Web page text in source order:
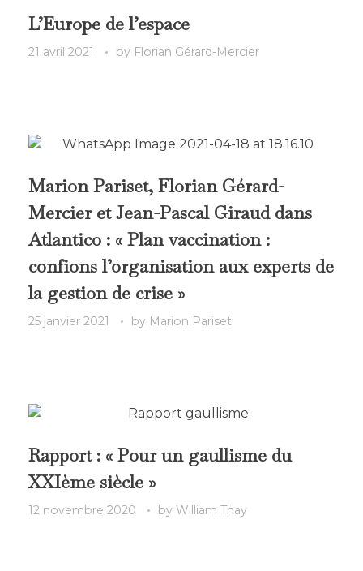
L’Europe de l’espace
21 avril 2021 by Florian Gérard-Mercier
Marion Pariset, Florian Gérard-
Mercier et Jean-Pascal Giraud dans
Atlantico : « Plan vaccination :
confions l’organisation aux experts de
la gestion de crise »
25 janvier 2021 by Marion Pariset
Rapport : « Pour un gaullisme du
XXIème siècle »
12 novembre 2020 by William Thay